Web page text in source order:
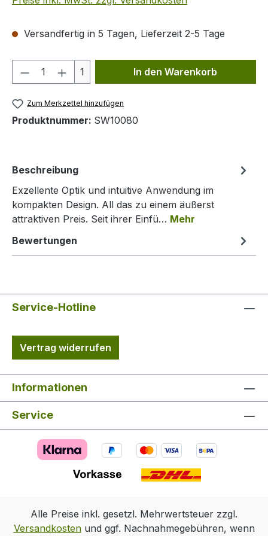
Versandfertig in 5 Tagen, Lieferzeit 2-5 Tage
Produkt Anzahl: Gib den
1 In den Warenkorb
Zum Merkzettel hinzufügen
Produktnummer: SW10080
Beschreibung
Exzellente Optik und intuitive Anwendung im
kompakten Design. All das zu einem äußerst
attraktiven Preis. Seit ihrer Einfü… Mehr
Bewertungen
Service-Hotline
Vertrag widerrufen
Informationen
Service
Alle Preise inkl. gesetzl. Mehrwertsteuer zzgl.
Versandkostenund ggf. Nachnahmegebühren, wenn